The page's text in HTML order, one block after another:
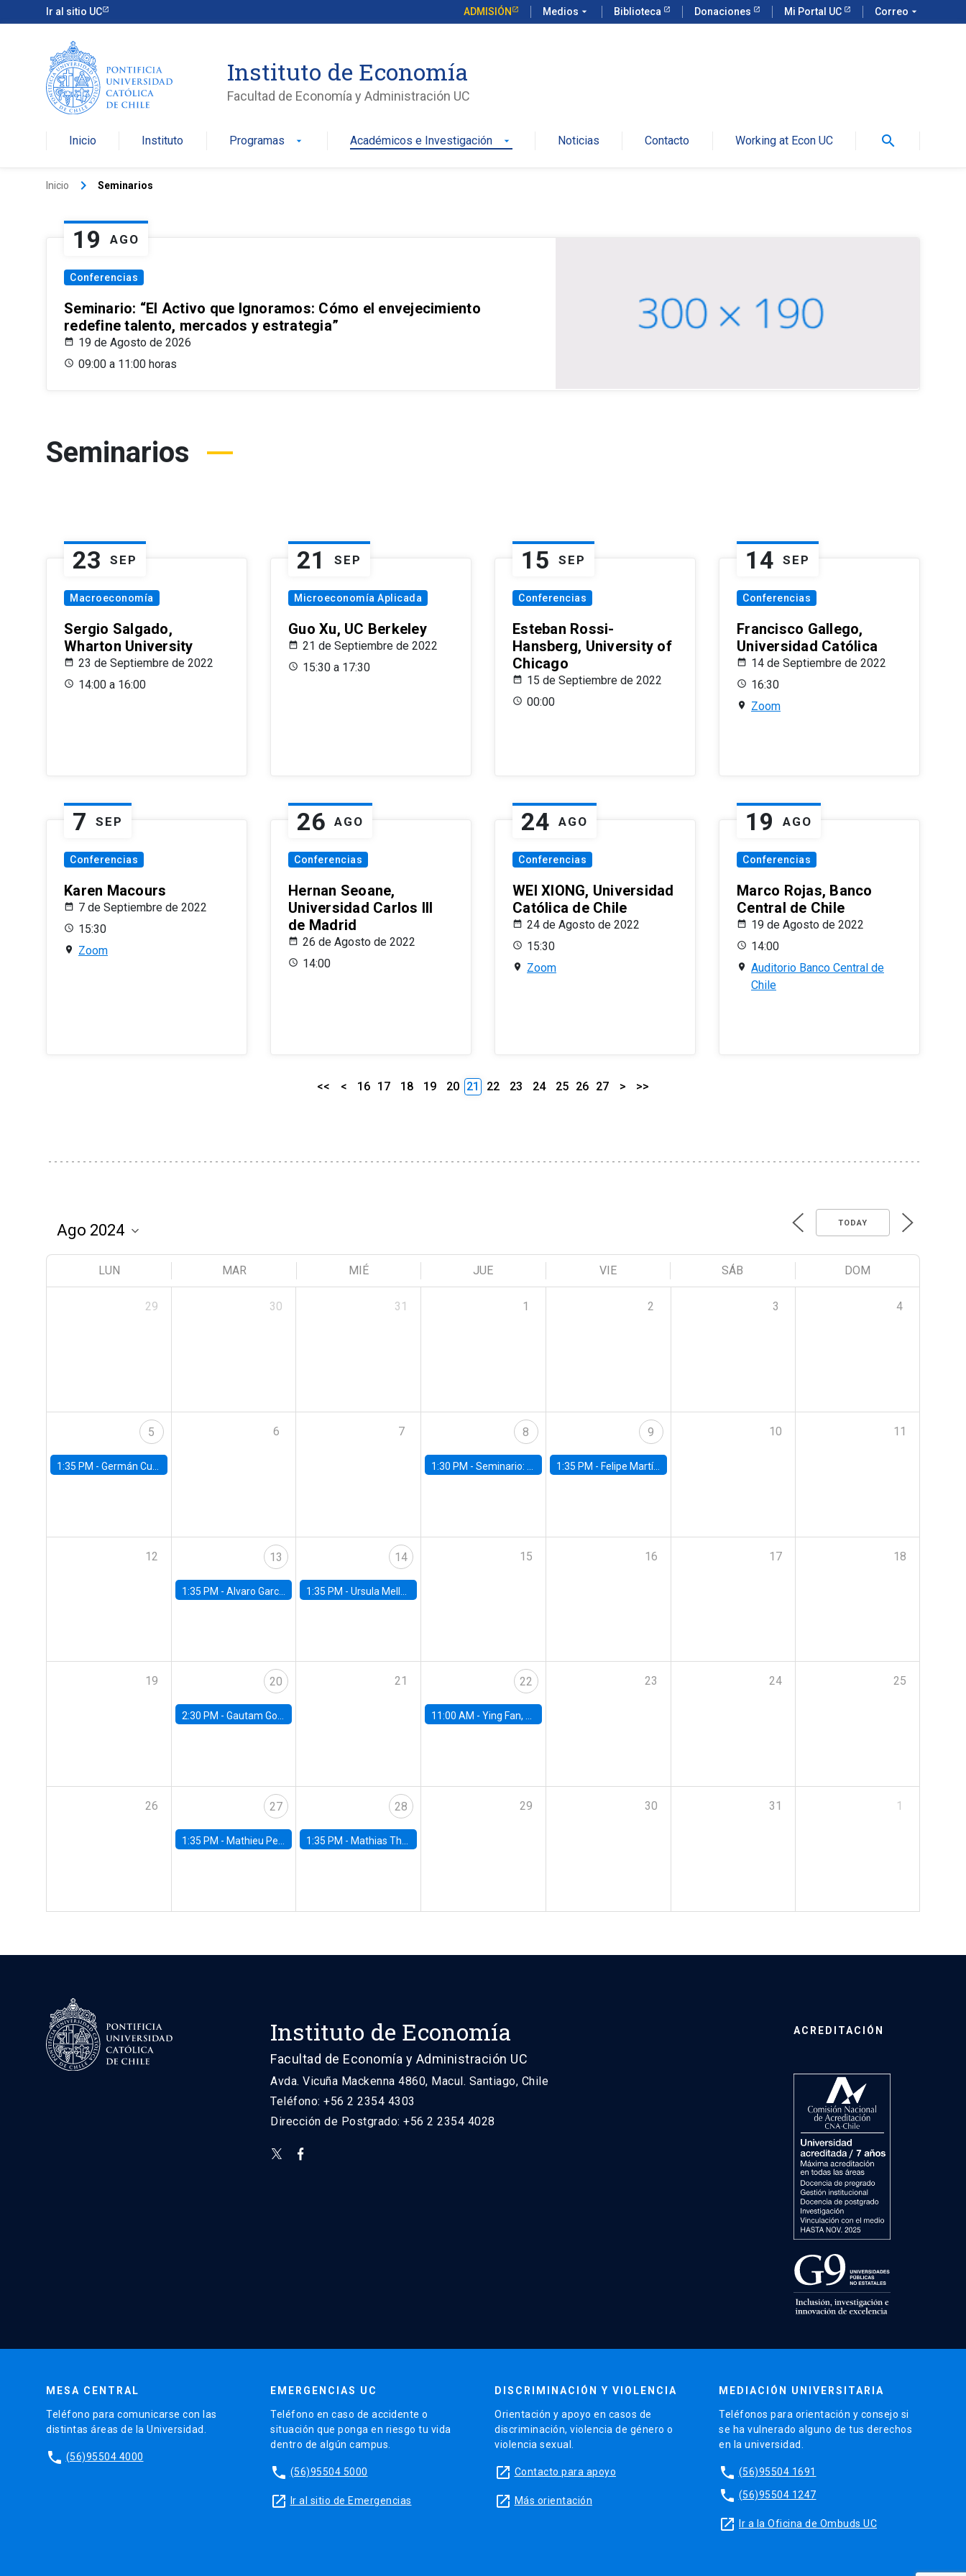
Ir al sitio UC ADMISIÓN Medios arrow_drop_down Biblioteca Donaciones Mi Portal UC Correo arrow_drop_down
Instituto de Economía
Facultad de Economía y Administración UC
Inicio Instituto Programas arrow_drop_down Académicos e Investigación arrow_drop_down Noticias Contacto Working at Econ UC search
Inicio keyboard_arrow_right Seminarios
19 AGO
Conferencias
Seminario: “El Activo que Ignoramos: Cómo el envejecimiento
redefine talento, mercados y estrategia”
19 de Agosto de 2026
09:00 a 11:00 horas
Seminarios
23 SEP
Macroeconomía
Sergio Salgado,
Wharton University
23 de Septiembre de 2022
14:00 a 16:00
21 SEP
Microeconomía Aplicada
Guo Xu, UC Berkeley
21 de Septiembre de 2022
15:30 a 17:30
15 SEP
Conferencias
Esteban Rossi-
Hansberg, University of
Chicago
15 de Septiembre de 2022
00:00
14 SEP
Conferencias
Francisco Gallego,
Universidad Católica
14 de Septiembre de 2022
16:30
Zoom
7 SEP
Conferencias
Karen Macours
7 de Septiembre de 2022
15:30
Zoom
26 AGO
Conferencias
Hernan Seoane,
Universidad Carlos III
de Madrid
26 de Agosto de 2022
14:00
24 AGO
Conferencias
WEI XIONG, Universidad
Católica de Chile
24 de Agosto de 2022
15:30
Zoom
19 AGO
Conferencias
Marco Rojas, Banco
Central de Chile
19 de Agosto de 2022
14:00
Auditorio Banco Central de
Chile
<< < 16 17 18 19 20 21 22 23 24 25 26 27 > >>
TODAY
LUN MAR MIÉ JUE VIE SÁB DOM
29 30 31 1 2 3 4
5
1:35 PM - Germán Cubas, University of Houston
6 7 8
1:30 PM -Seminario: “Recuperando la humanidad para progresar en la era de la IA»
9
1:35 PM - Felipe Martínez, alumno Doctorado en Economía UC
10 11
12 13
1:35 PM - Alvaro Garcia-Marin, Universidad de Los Andes
14
1:35 PM -Ursula Mello, Insper - Institute of Education and Research
15 16 17 18
19 20
2:30 PM - Gautam Gowrisankaran, Columbia University
21 22
11:00 AM -Ying Fan, University of Michigan
23 24 25
26 27
1:35 PM - Mathieu Pedemonte, IDB
28
1:35 PM - Mathias Thoenig, University of Lausanne
29 30 31 1
Instituto de Economía
Facultad de Economía y Administración UC
Avda. Vicuña Mackenna 4860, Macul. Santiago, Chile
Teléfono: +56 2 2354 4303
Dirección de Postgrado: +56 2 2354 4028
ACREDITACIÓN
MESA CENTRAL
Teléfono para comunicarse con las
distintas áreas de la Universidad.
phone (56)95504 4000
EMERGENCIAS UC
Teléfono en caso de accidente o
situación que ponga en riesgo tu vida
dentro de algún campus.
phone (56)95504 5000
launch Ir al sitio de Emergencias
DISCRIMINACIÓN Y VIOLENCIA
Orientación y apoyo en casos de
discriminación, violencia de género o
violencia sexual.
launch Contacto para apoyo
launch Más orientación
MEDIACIÓN UNIVERSITARIA
Teléfonos para orientación y consejo si
se ha vulnerado alguno de tus derechos
en la universidad.
phone (56)95504 1691
phone (56)95504 1247
launch Ir a la Oficina de Ombuds UC